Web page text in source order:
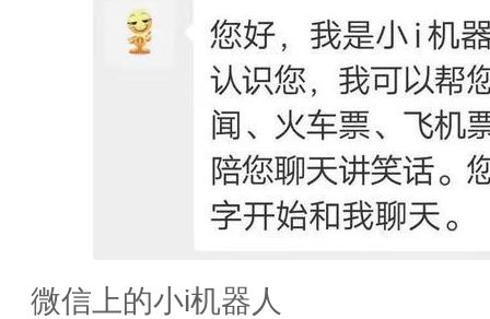
微信上的小i机器人